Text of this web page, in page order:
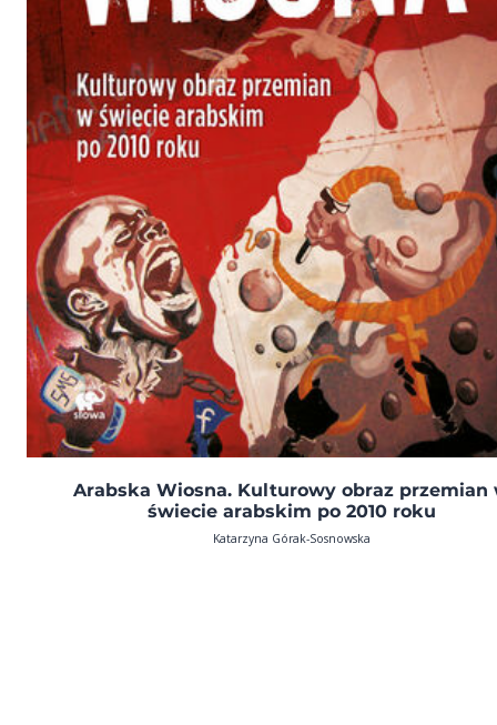
Arabska Wiosna. Kulturowy obraz przemian
świecie arabskim po 2010 roku
Katarzyna Górak-Sosnowska